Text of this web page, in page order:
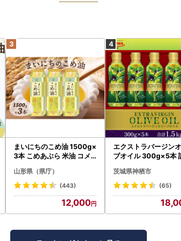
まいにちのこめ油 1500g×
3本 こめあぶら 米油 コメ
形県 食用油 食用オイル 調
理油 油 食品 山形県 F2Y-1
山形県（県庁）
(443)
12,000
エクストラバージン
ブオイル 300g×5本
茨城県神栖市
(65)